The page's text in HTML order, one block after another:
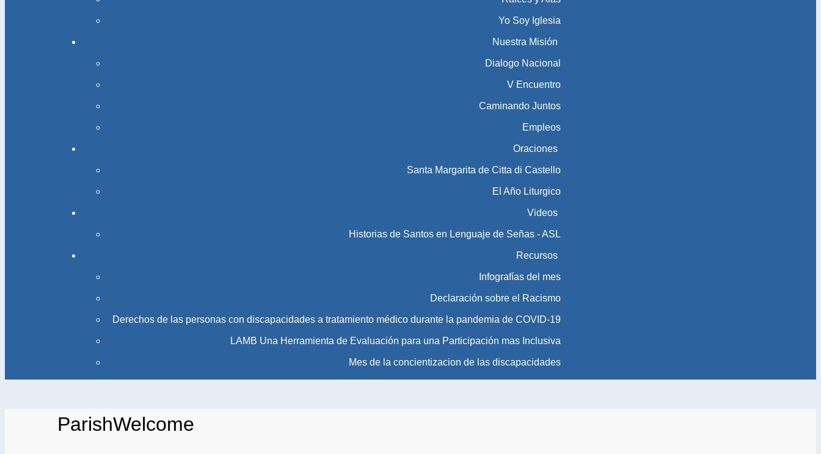
Yo Soy Iglesia
Nuestra Misión
Dialogo Nacional
V Encuentro
Caminando Juntos
Empleos
Oraciones
Santa Margarita de Citta di Castello
El Año Liturgico
Videos
Historias de Santos en Lenguaje de Señas - ASL
Recursos
Infografías del mes
Declaración sobre el Racismo
Derechos de las personas con discapacidades a tratamiento médico durante la pandemia de COVID-19
LAMB Una Herramienta de Evaluación para una Participación mas Inclusiva
Mes de la concientizacion de las discapacidades
ParishWelcome